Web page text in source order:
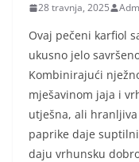
28 travnja, 2025
Ovaj pečeni karfiol
ukusno jelo
Kombinirajući
mješavinom jaja i
utješna, ali
paprike daje
daju vrhunsku